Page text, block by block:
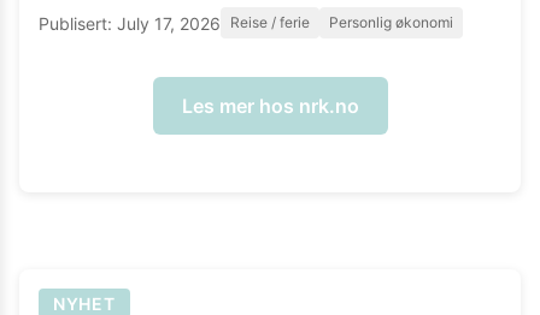
Publisert: July 17, 2026 Reise / ferie Personlig økonomi
Les mer hos nrk.no
NYHET